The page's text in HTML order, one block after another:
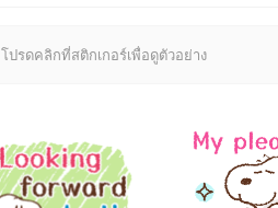
โปรดคลิกที่สติกเกอร์เพื่อดูตัวอย่าง